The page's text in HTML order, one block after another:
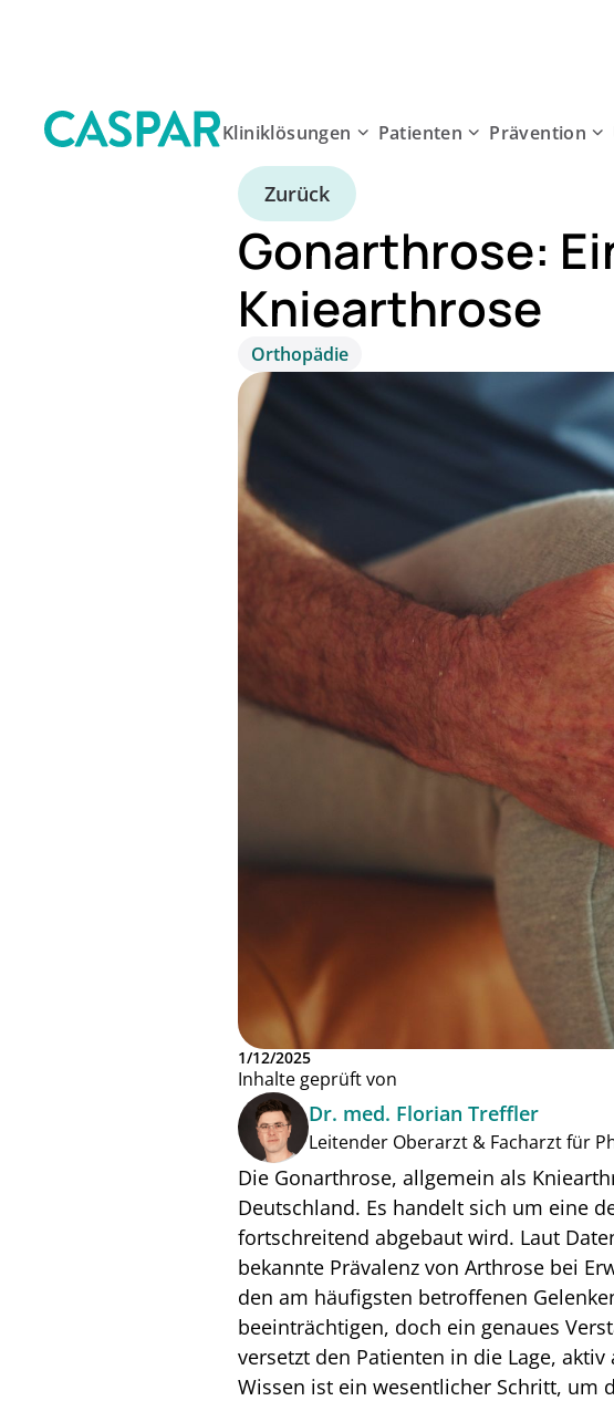
Kliniklösungen Patienten Prävention
Zurück
Gonarthrose:
Kniearthrose
Orthopädie
1/12/2025
Inhalte geprüft von
Dr. med. Florian Treffler
Leitender Oberarzt & Facharzt für
Die Gonarthrose, allgemein als
Deutschland. Es handelt sich um eine
fortschreitend abgebaut wird. Laut
bekannte Prävalenz von Arthrose bei
den am häufigsten betroffenen
beeinträchtigen, doch ein genaues
versetzt den Patienten in die Lage,
Wissen ist ein wesentlicher Schritt, um